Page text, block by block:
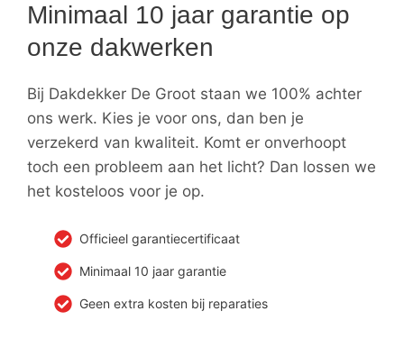
Minimaal 10 jaar garantie op
onze dakwerken
Bij Dakdekker De Groot staan we 100% achter
ons werk. Kies je voor ons, dan ben je
verzekerd van kwaliteit. Komt er onverhoopt
toch een probleem aan het licht? Dan lossen we
het kosteloos voor je op.
Officieel garantiecertificaat
Minimaal 10 jaar garantie
Geen extra kosten bij reparaties